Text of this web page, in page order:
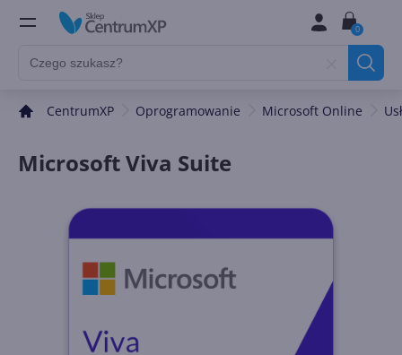
0
CentrumXP Oprogramowanie Microsoft Online
Microsoft Viva Suite